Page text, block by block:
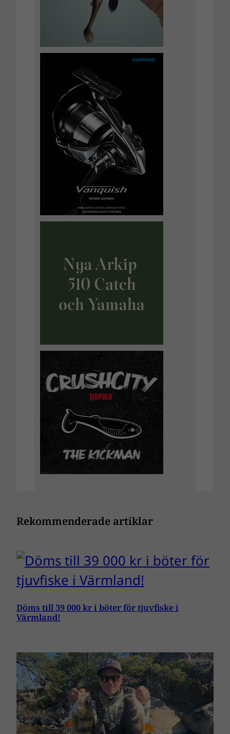
Rekommenderade artiklar
Döms till 39 000 kr i böter för tjuvfiske i
Värmland!